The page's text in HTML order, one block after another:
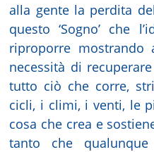
alla gente la perdita
questo ‘Sogno’ che
riproporre
necessità di
tutto ciò che corre,
cicli, i climi, i venti, le
cosa che crea e
tanto che